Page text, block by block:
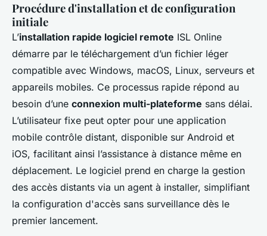
Procédure d'installation et de configuration
initiale
L’installation rapide logiciel remote ISL Online
démarre par le téléchargement d’un fichier léger
compatible avec Windows, macOS, Linux, serveurs et
appareils mobiles. Ce processus rapide répond au
besoin d’une connexion multi-plateforme sans délai.
L’utilisateur fixe peut opter pour une application
mobile contrôle distant, disponible sur Android et
iOS, facilitant ainsi l’assistance à distance même en
déplacement. Le logiciel prend en charge la gestion
des accès distants via un agent à installer, simplifiant
la configuration d'accès sans surveillance dès le
premier lancement.